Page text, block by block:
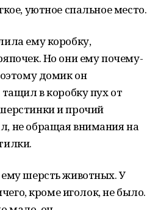
уютное спальное место.
ему коробку,
Но они ему почему-
домик он
в коробку пух от
и прочий
не обращая внимания на
шерсть животных. У
кроме иголок, не было.